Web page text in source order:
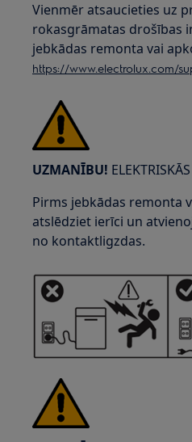
Vienmēr atsaucieties uz
rokasgrāmatas drošības
jebkādas remonta vai
https://www.electrolux.com/
UZMANĪBU!
Pirms jebkādas remonta
atslēdziet ierīci un
no kontaktligzdas.